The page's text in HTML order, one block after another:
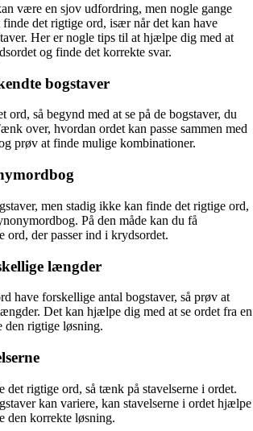
være en sjov udfordring, men nogle gange
det rigtige ord, især når det kan have
Her er nogle tips til at hjælpe dig med at
og finde det korrekte svar.
bogstaver
ord, så begynd med at se på de bogstaver, du
over, hvordan ordet kan passe sammen med
prøv at finde mulige kombinationer.
men stadig ikke kan finde det rigtige ord,
På den måde kan du få
ord, der passer ind i krydsordet.
længder
have forskellige antal bogstaver, så prøv at
Det kan hjælpe dig med at se ordet fra en
den rigtige løsning.
det rigtige ord, så tænk på stavelserne i ordet.
kan variere, kan stavelserne i ordet hjælpe
den korrekte løsning.